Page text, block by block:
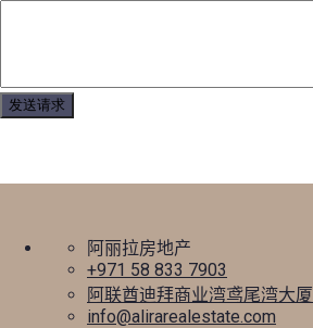
阿丽拉房地产
+971 58 833 7903
阿联酋迪拜商业湾鸢尾湾大厦
info@alirarealestate.com